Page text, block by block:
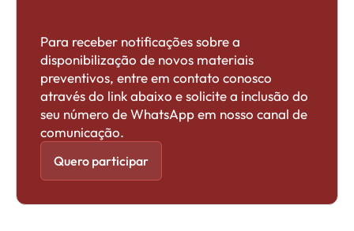
Para receber notificações sobre a
disponibilização de novos materiais
preventivos, entre em contato conosco
através do link abaixo e solicite a inclusão do
seu número de WhatsApp em nosso canal de
comunicação.
Quero participar